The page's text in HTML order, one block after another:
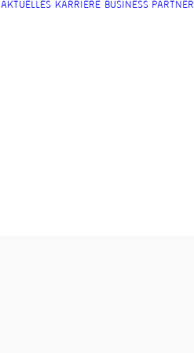
AKTUELLES KARRIERE BUSINESS PARTNER